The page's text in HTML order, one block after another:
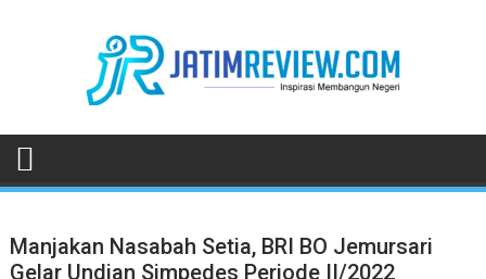
Manjakan Nasabah Setia, BRI BO Jemursari
Gelar Undian Simpedes Periode II/2022